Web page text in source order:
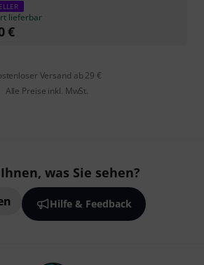
lieferbar
€
Versand ab 29 €
Alle Preise inkl. MwSt.
was Sie sehen?
Hilfe & Feedback